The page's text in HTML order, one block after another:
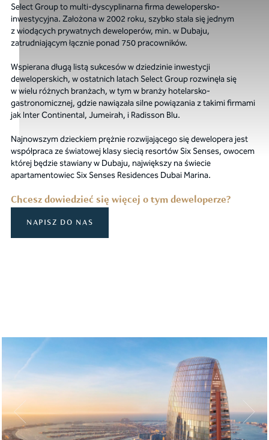
Select Group to multi-dyscyplinarna firma dewelopersko-
inwestycyjna. Założona w 2002 roku, szybko stała się jednym
z wiodących prywatnych deweloperów, min. w Dubaju,
zatrudniającym łącznie ponad 750 pracowników.
Wspierana długą listą sukcesów w dziedzinie inwestycji
deweloperskich, w ostatnich latach Select Group rozwinęła się
w wielu różnych branżach, w tym w branży hotelarsko-
gastronomicznej, gdzie nawiązała silne powiązania z takimi firmami
jak Inter Continental, Jumeirah, i Radisson Blu.
Najnowszym dzieckiem prężnie rozwijającego się dewelopera jest
współpraca ze światowej klasy siecią resortów Six Senses, owocem
której będzie stawiany w Dubaju, największy na świecie
apartamentowiec Six Senses Residences Dubai Marina.
Chcesz dowiedzieć się więcej o tym deweloperze?
NAPISZ DO NAS